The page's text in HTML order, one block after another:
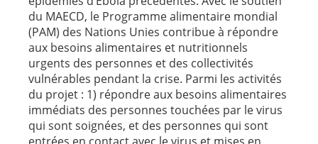
du MAECD, le Programme alimentaire mondial
(PAM) des Nations Unies contribue à répondre
aux besoins alimentaires et nutritionnels
urgents des personnes et des collectivités
vulnérables pendant la crise. Parmi les activités
du projet : 1) répondre aux besoins alimentaires
immédiats des personnes touchées par le virus
qui sont soignées, et des personnes qui sont